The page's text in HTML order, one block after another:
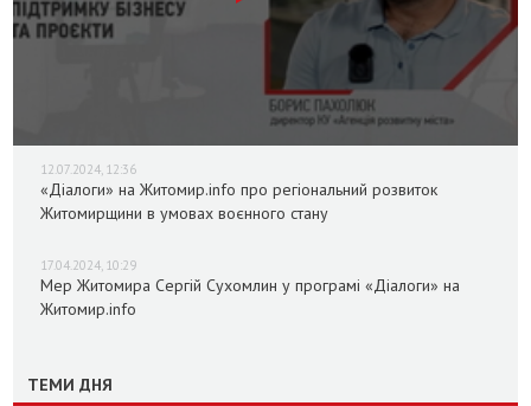
12.07.2024, 12:36
«Діалоги» на Житомир.info про регіональний розвиток
Житомирщини в умовах воєнного стану
17.04.2024, 10:29
Мер Житомира Сергій Сухомлин у програмі «Діалоги» на
Житомир.info
ТЕМИ ДНЯ